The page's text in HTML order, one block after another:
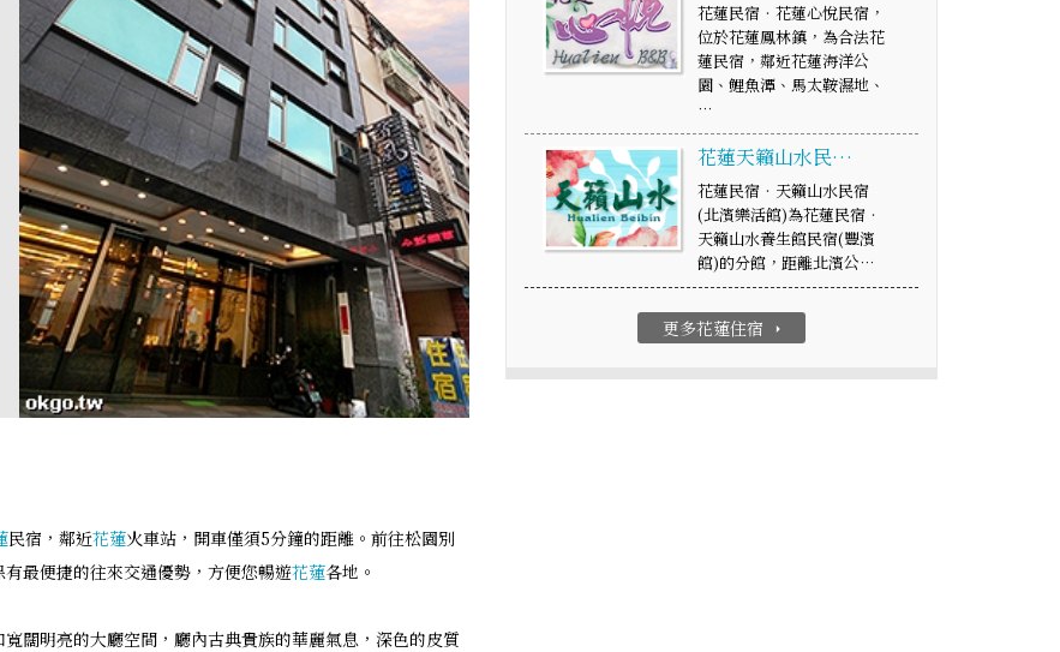
民宿，鄰近花蓮火車站，開車僅須5分鐘的距離。前往松園別
最便捷的往來交通優勢，方便您暢遊花蓮各地。
闊明亮的大廳空間，廳內古典貴族的華麗氣息，深色的皮質
花蓮民宿‧花蓮心悅民宿，
位於花蓮鳳林鎮，為合法花
蓮民宿，鄰近花蓮海洋公
園、鯉魚潭、馬太鞍濕地、
…
花蓮天籟山水民…
花蓮民宿‧天籟山水民宿
(北濱樂活館)為花蓮民宿‧
天籟山水養生館民宿(豐濱
館)的分館，距離北濱公…
更多花蓮住宿 arrow_right